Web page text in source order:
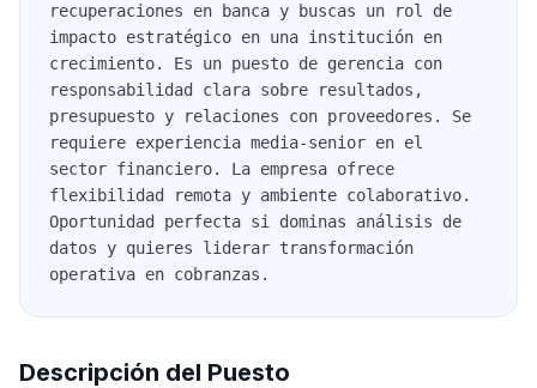
recuperaciones en banca y buscas un rol de
impacto estratégico en una institución en
crecimiento. Es un puesto de gerencia con
responsabilidad clara sobre resultados,
presupuesto y relaciones con proveedores. Se
requiere experiencia media-senior en el
sector financiero. La empresa ofrece
flexibilidad remota y ambiente colaborativo.
Oportunidad perfecta si dominas análisis de
datos y quieres liderar transformación
operativa en cobranzas.
Descripción del Puesto